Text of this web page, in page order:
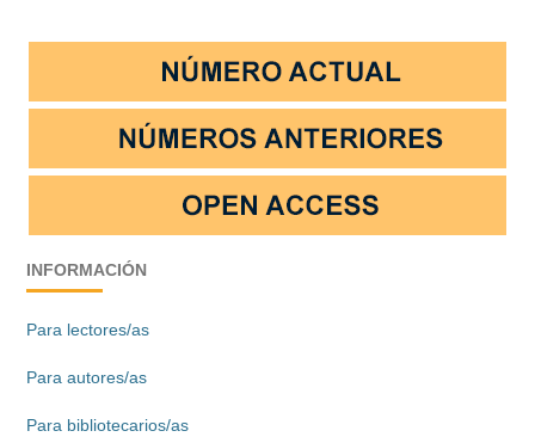
INFORMACIÓN
Para lectores/as
Para autores/as
Para bibliotecarios/as